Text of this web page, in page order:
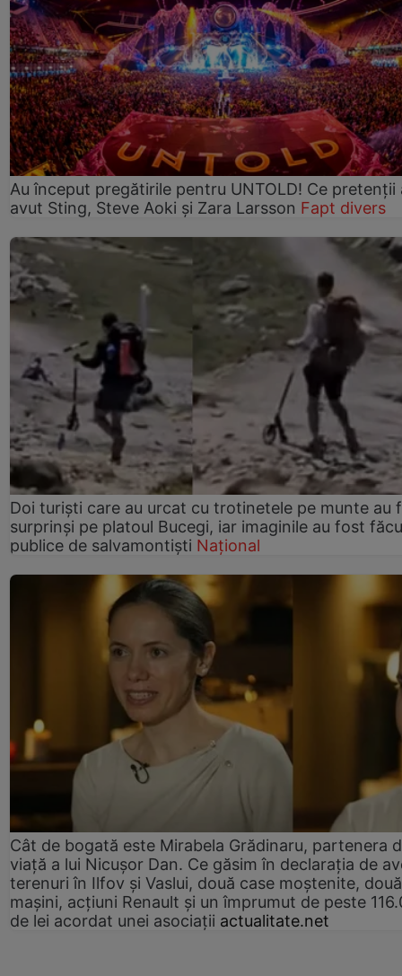
Au început pregătirile pentru UNTOLD! Ce pretenții
avut Sting, Steve Aoki și Zara Larsson Fapt divers
Doi turiști care au urcat cu trotinetele pe munte au
surprinși pe platoul Bucegi, iar imaginile au fost
publice de salvamontiști Național
Cât de bogată este Mirabela Grădinaru, partenera
viață a lui Nicușor Dan. Ce găsim în declarația de
terenuri în Ilfov și Vaslui, două case moștenite, două
mașini, acțiuni Renault și un împrumut de peste
de lei acordat unei asociații actualitate.net